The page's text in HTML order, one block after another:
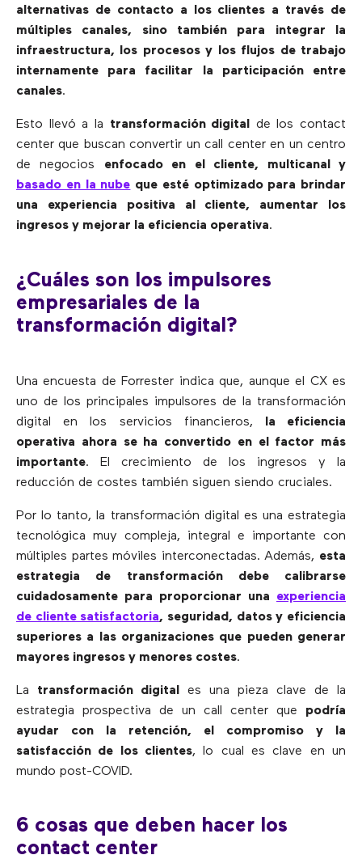
alternativas de contacto a los clientes a través de
múltiples canales, sino también para integrar la
infraestructura, los procesos y los flujos de trabajo
internamente para facilitar la participación entre
canales.
Esto llevó a la transformación digital
de los contact
center que buscan convertir un call center en un centro
de negocios enfocado en el cliente, multicanal y
basado en la nube que esté optimizado para brindar
una experiencia positiva al cliente, aumentar los
ingresos y mejorar la eficiencia operativa.
¿Cuáles son los impulsores
empresariales de la
transformación digital?
Una encuesta de Forrester indica que, aunque el CX es
uno de los principales impulsores de la transformación
digital en los servicios financieros,
la eficiencia
operativa ahora se ha convertido en el factor más
importante. El crecimiento de los ingresos y la
reducción de costes también siguen siendo cruciales.
Por lo tanto, la transformación digital es una estrategia
tecnológica muy compleja, integral e importante con
múltiples partes móviles interconectadas. Además, esta
estrategia de transformación debe calibrarse
cuidadosamente para proporcionar una experiencia
de cliente satisfactoria, seguridad, datos y eficiencia
superiores a las organizaciones que pueden generar
mayores ingresos y menores costes.
La transformación digital
es una pieza clave de la
estrategia prospectiva de un call center que podría
ayudar con la retención, el compromiso y la
satisfacción de los clientes, lo cual es clave en un
mundo post-COVID.
6 cosas que deben hacer los
contact center